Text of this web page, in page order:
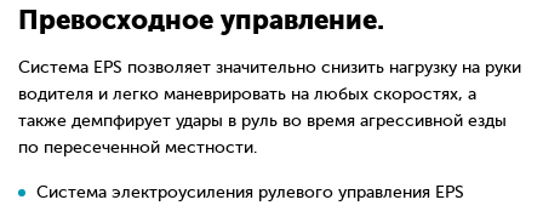
Превосходное управление.
Система EPS позволяет значительно снизить нагрузку на руки
водителя и легко маневрировать на любых скоростях, а
также демпфирует удары в руль во время агрессивной езды
по пересеченной местности.
Cистема электроусиления рулевого управления EPS